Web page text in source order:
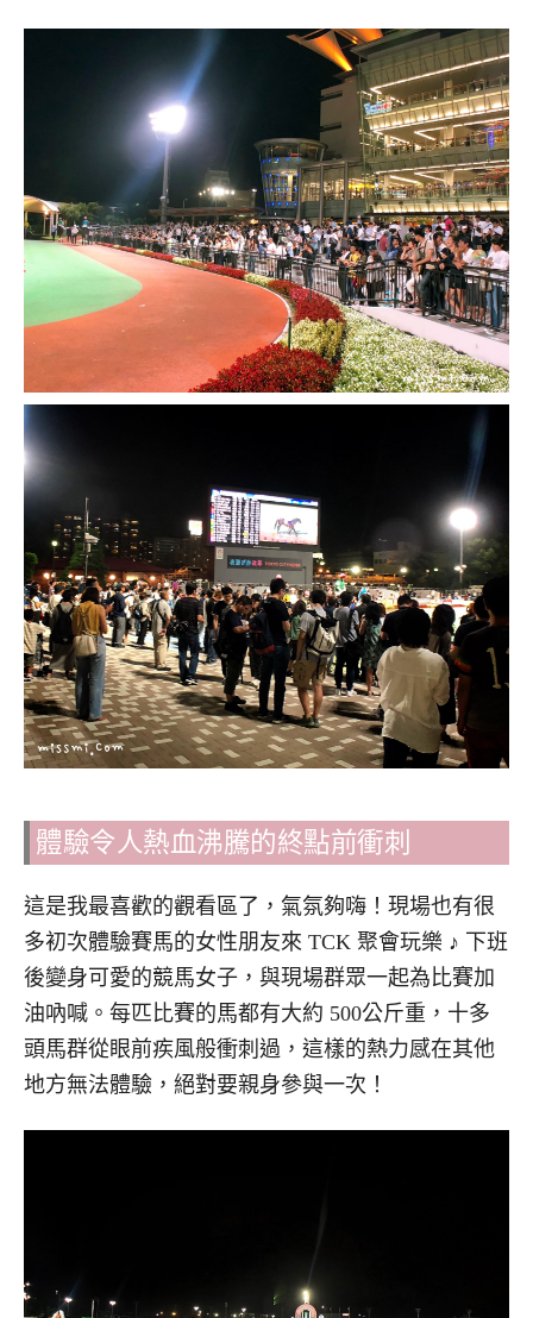
體驗令人熱血沸騰的終點前衝刺
這是我最喜歡的觀看區了，氣氛夠嗨！現場也有很
多初次體驗賽馬的女性朋友來 TCK 聚會玩樂 ♪ 下班
後變身可愛的競馬女子，與現場群眾一起為比賽加
油吶喊。每匹比賽的馬都有大約 500公斤重，十多
頭馬群從眼前疾風般衝刺過，這樣的熱力感在其他
地方無法體驗，絕對要親身參與一次！